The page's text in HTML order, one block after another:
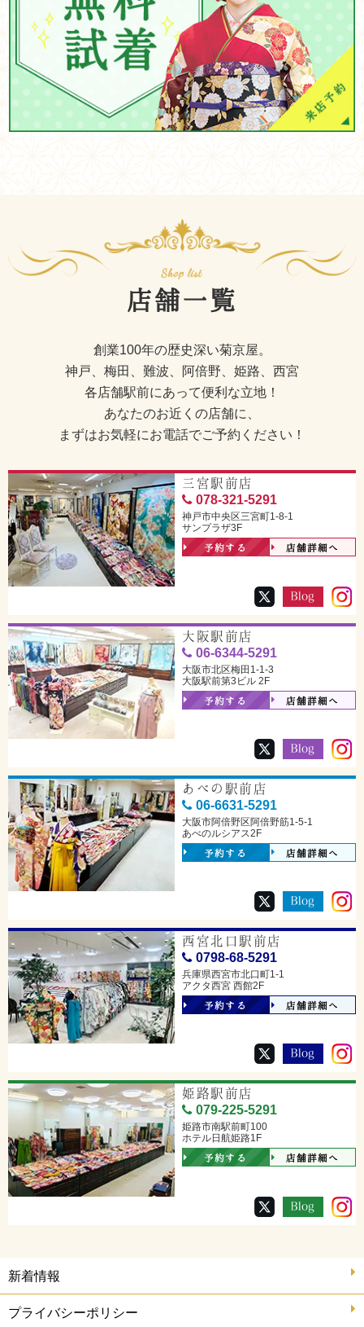
店舗一覧
創業100年の歴史深い菊京屋。
神戸、梅田、難波、阿倍野、姫路、西宮
各店舗駅前にあって便利な立地！
あなたのお近くの店舗に、
まずはお気軽にお電話でご予約ください！
三宮駅前店
078-321-5291
神戸市中央区三宮町1-8-1
サンプラザ3F
予約する 店舗詳細へ
大阪駅前店
06-6344-5291
大阪市北区梅田1-1-3
大阪駅前第3ビル 2F
予約する 店舗詳細へ
あべの駅前店
06-6631-5291
大阪市阿倍野区阿倍野筋1-5-1
あべのルシアス2F
予約する 店舗詳細へ
西宮北口駅前店
0798-68-5291
兵庫県西宮市北口町1-1
アクタ西宮 西館2F
予約する 店舗詳細へ
姫路駅前店
079-225-5291
姫路市南駅前町100
ホテル日航姫路1F
予約する 店舗詳細へ
新着情報
プライバシーポリシー